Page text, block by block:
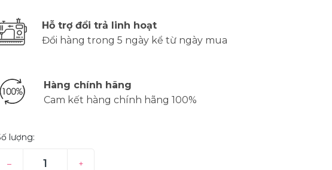
Hỗ trợ đổi trả linh hoạt
Đổi hàng trong 5 ngày kể từ ngày mua
Hàng chính hãng
Cam kết hàng chính hãng 100%
lượng:
– +